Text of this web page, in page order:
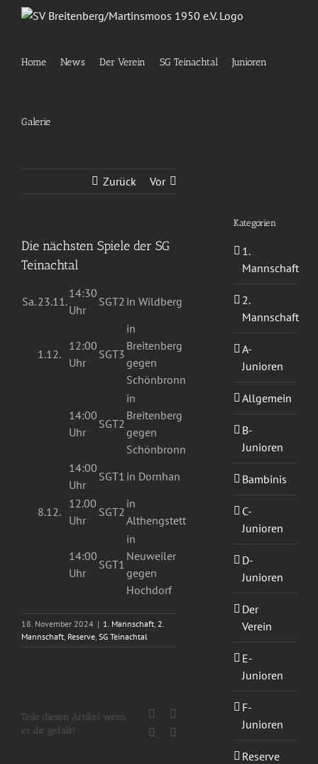
Home News Der Verein SG Teinachtal Junioren
Galerie
Zurück Vor
Die nächsten Spiele der SG
Teinachtal
Sa.23.11.
14:30
Uhr
SGT2 in Wildberg
1.12.
12:00
Uhr
SGT3
in
Breitenberg
gegen
Schönbronn
14:00
Uhr
SGT2
in
Breitenberg
gegen
Schönbronn
14:00
Uhr
SGT1 in Dornhan
8.12.
12.00
Uhr
SGT2
in
Althengstett
14:00
Uhr
SGT1
in
Neuweiler
gegen
Hochdorf
18. November 2024 | 1. Mannschaft, 2.
Mannschaft, Reserve, SG Teinachtal
Teile diesen Artikel wenn
er dir gefällt!
Facebook
WhatsApp
Kategorien
1.
Mannschaft
2.
Mannschaft
A-
Junioren
Allgemein
B-
Junioren
Bambinis
C-
Junioren
D-
Junioren
Der
Verein
E-
Junioren
F-
Junioren
Reserve